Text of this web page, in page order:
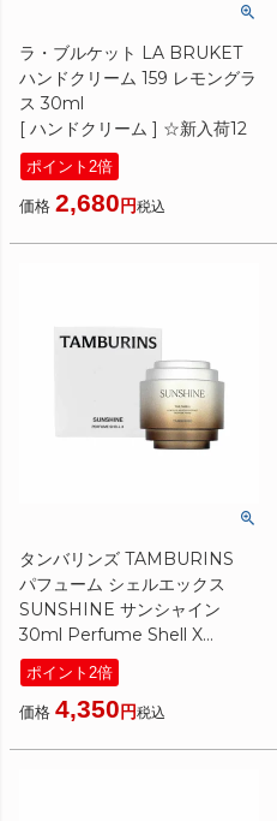
ラ・ブルケット LA BRUKET
ハンドクリーム 159 レモングラ
ス 30ml
[ ハンドクリーム ] ☆新入荷12
ポイント2倍
価格 2,680 税込
タンバリンズ TAMBURINS
パフューム シェルエックス
SUNSHINE サンシャイン
30ml Perfume Shell X
[ ハンドクリーム ] 国内発送 韓
国コスメ 香水 保湿 プレゼント
誕生日 記念日 母の日 ギフト
ポイント2倍
価格 4,350 税込